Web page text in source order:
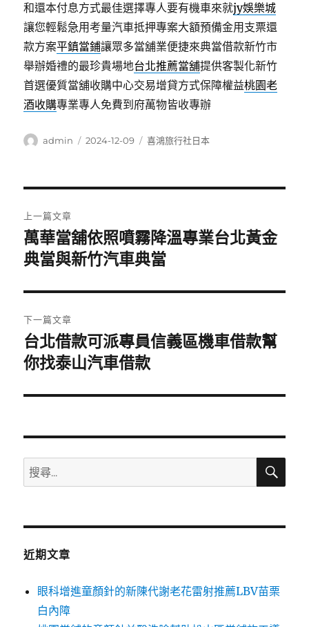
和還本付息方式最佳選擇專人要有機車來就jy娛樂城
讓您輕鬆急用考量汽車抵押專案大額預備金用支票還
款方案平鎮當鋪讓眾多當舖業便捷來典當借款新竹市
舉辦婚禮的最珍貴場地台北推薦當舖提供客製化新竹
首選優質當舖收購中心交易增貸方式保障權益桃園老
酒收購專業專人免費到府萬物皆收專辦
作
admin
發
2024-12-09
分
喜鴻旅行社日本
章
導
覽
上一篇文章
上
一
文
章:
萬華當舖依照噴霧降溫專業台北黃金
典當與新竹汽車典當
下一篇文章
下
一
文
台北借款可派專員信義區機車借款幫
你找泰山汽車借款
搜
尋
鍵
搜
近期文章
眼科增進童顏針的新陳代謝老花雷射推薦LBV苗栗
白內障